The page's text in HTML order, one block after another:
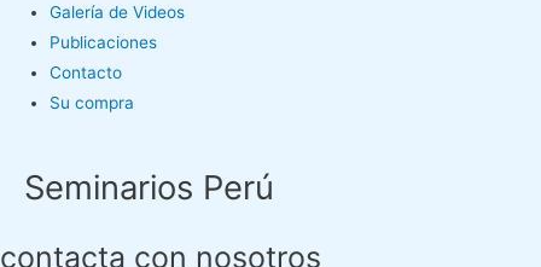
Galería de Videos
Publicaciones
Contacto
Su compra
Seminarios Perú
contacta con nosotros